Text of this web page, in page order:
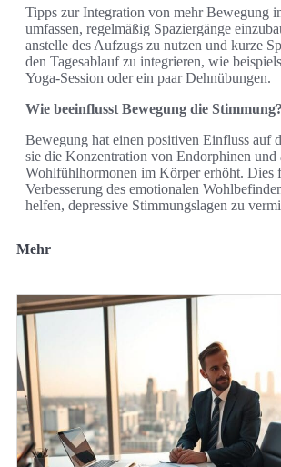
Tipps zur Integration von mehr Bewegung
umfassen, regelmäßig Spaziergänge
anstelle des Aufzugs zu nutzen und kurze
den Tagesablauf zu integrieren, wie
Yoga-Session oder ein paar Dehnübungen.
Wie beeinflusst Bewegung die Stimmung?
Bewegung hat einen positiven Einfluss auf
sie die Konzentration von Endorphinen und
Wohlfühlhormonen im Körper erhöht. Dies
Verbesserung des emotionalen
helfen, depressive Stimmungslagen zu
Mehr